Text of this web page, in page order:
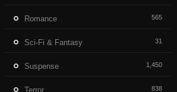
Romance 565
Sci-Fi & Fantasy 31
Suspense 1,450
Terror 838